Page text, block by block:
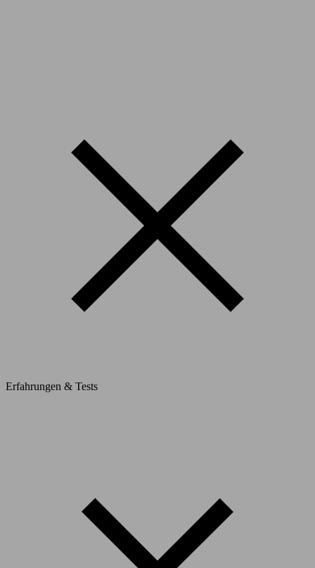
Erfahrungen & Tests